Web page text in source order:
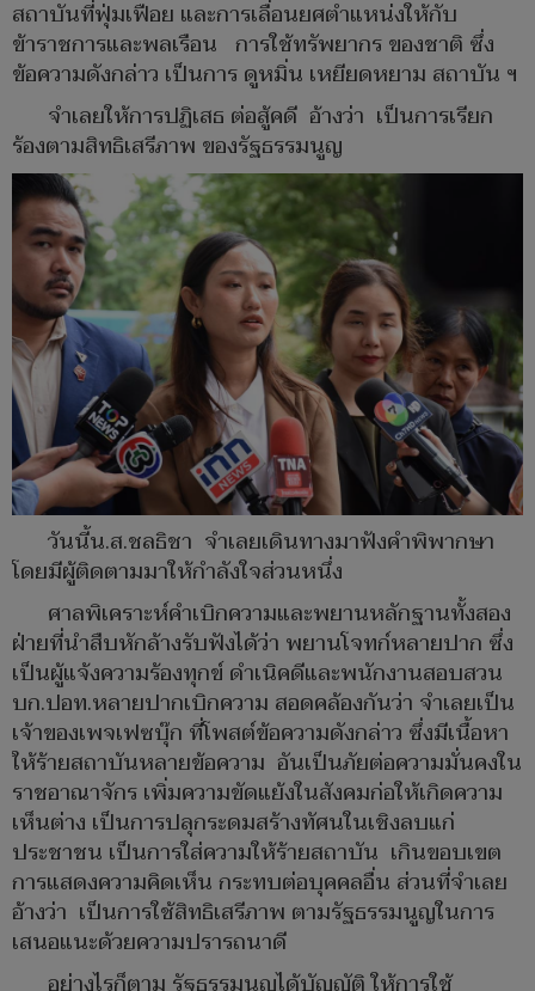
สถาบันที่ฟุ่มเฟือย และการเลื่อนยศตำแหน่งให้กับ
ข้าราชการและพลเรือน การใช้ทรัพยากร ของชาติ ซึ่ง
ข้อความดังกล่าว เป็นการ ดูหมิ่น เหยียดหยาม สถาบัน ฯ
จำเลยให้การปฏิเสธ ต่อสู้คดี อ้างว่า เป็นการเรียก
ร้องตามสิทธิเสรีภาพ ของรัฐธรรมนูญ
วันนี้น.ส.ชลธิชา จำเลยเดินทางมาฟังคำพิพากษา
โดยมีผู้ติดตามมาให้กำลังใจส่วนหนึ่ง
ศาลพิเคราะห์คำเบิกความและพยานหลักฐานทั้งสอง
ฝ่ายที่นำสืบหักล้างรับฟังได้ว่า พยานโจทก์หลายปาก ซึ่ง
เป็นผู้แจ้งความร้องทุกข์ ดำเนิคดีและพนักงานสอบสวน
บก.ปอท.หลายปากเบิกความ สอดคล้องกันว่า จำเลยเป็น
เจ้าของเพจเฟซบุ๊ก ที่โพสต์ข้อความดังกล่าว ซึ่งมีเนื้อหา
ให้ร้ายสถาบันหลายข้อความ อันเป็นภัยต่อความมั่นคงใน
ราชอาณาจักร เพิ่มความขัดแย้งในสังคมก่อให้เกิดความ
เห็นต่าง เป็นการปลุกระดมสร้างทัศนในเชิงลบแก่
ประชาชน เป็นการใส่ความให้ร้ายสถาบัน เกินขอบเขต
การแสดงความคิดเห็น กระทบต่อบุคคลอื่น ส่วนที่จำเลย
อ้างว่า เป็นการใช้สิทธิเสรีภาพ ตามรัฐธรรมนูญในการ
เสนอแนะด้วยความปรารถนาดี